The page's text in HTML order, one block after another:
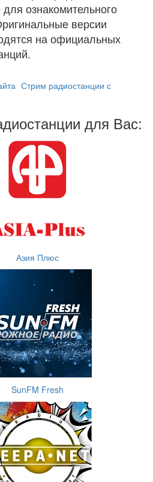
ознакомительного
версии
на официальных
Стрим радиостанции с
для Вас:
Азия Плюс
SunFM Fresh